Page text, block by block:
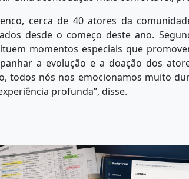
cerca de 40 atores da
desde o começo deste ano.
momentos especiais que
a evolução e a doação dos
todos nós nos emocionamos muito
profunda”, disse.